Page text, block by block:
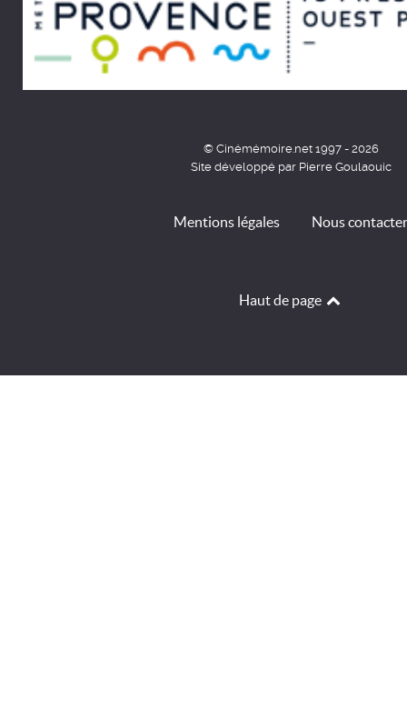
© Cinémémoire.net 1997 - 2026
Site développé par Pierre Goulaouic
Mentions légales Nous contacter
Haut de page